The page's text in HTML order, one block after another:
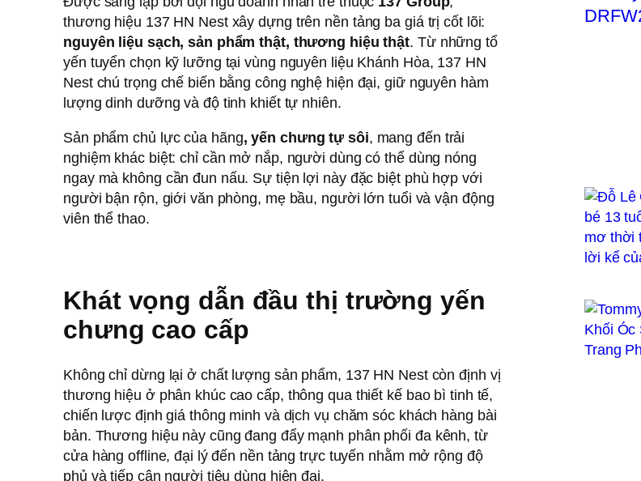
thương hiệu 137 HN Nest xây dựng trên nền tảng ba giá trị cốt lõi:
nguyên liệu sạch, sản phẩm thật, thương hiệu thật. Từ những tổ
yến tuyển chọn kỹ lưỡng tại vùng nguyên liệu Khánh Hòa, 137 HN
Nest chú trọng chế biến bằng công nghệ hiện đại, giữ nguyên hàm
lượng dinh dưỡng và độ tinh khiết tự nhiên.
Sản phẩm chủ lực của hãng, yến chưng tự sôi, mang đến trải
nghiệm khác biệt: chỉ cần mở nắp, người dùng có thể dùng nóng
ngay mà không cần đun nấu. Sự tiện lợi này đặc biệt phù hợp với
người bận rộn, giới văn phòng, mẹ bầu, người lớn tuổi và vận động
viên thể thao.
Khát vọng dẫn đầu thị trường yến
chưng cao cấp
Không chỉ dừng lại ở chất lượng sản phẩm, 137 HN Nest còn định vị
thương hiệu ở phân khúc cao cấp, thông qua thiết kế bao bì tinh tế,
chiến lược định giá thông minh và dịch vụ chăm sóc khách hàng bài
bản. Thương hiệu này cũng đang đẩy mạnh phân phối đa kênh, từ
cửa hàng offline, đại lý đến nền tảng trực tuyến nhằm mở rộng độ
phủ và tiếp cận người tiêu dùng hiện đại.